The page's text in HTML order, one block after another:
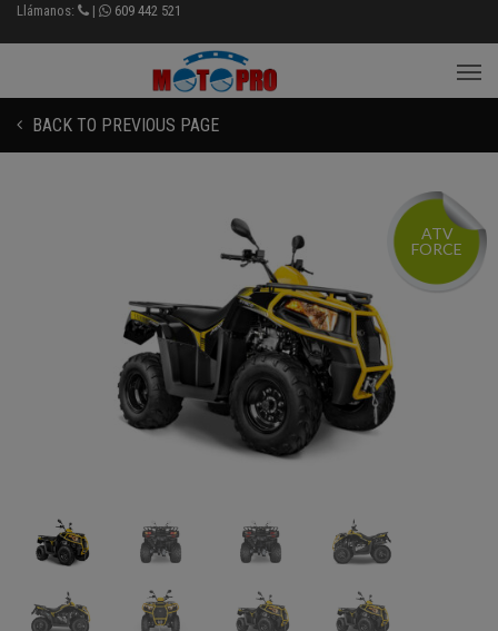
Llámanos: | 609 442 521
BACK TO PREVIOUS PAGE
ATV
FORCE